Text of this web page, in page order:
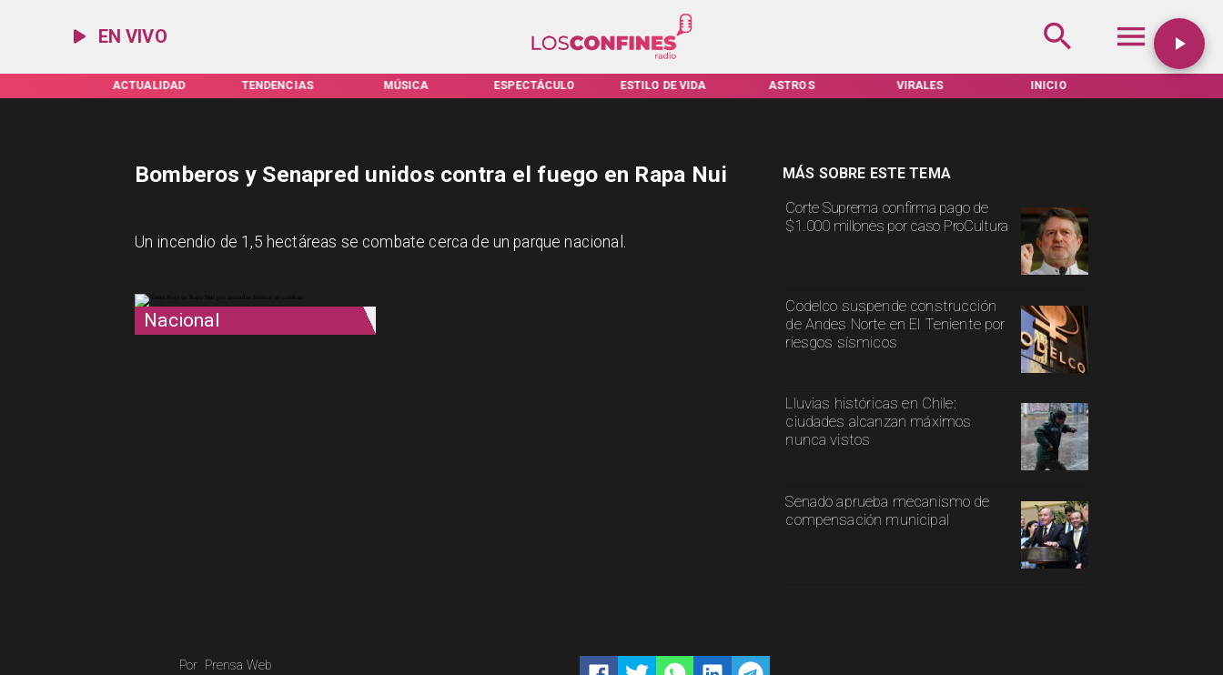
EN VIVO
ACTUALIDAD TENDENCIAS MÚSICA ESPECTÁCULO ESTILO DE VIDA ASTROS VIRALES INICIO
Nacional
Prensa Web
Por
Corte Suprema confirma pago de
$1.000 millones por caso ProCultura
Codelco suspende construcción
de Andes Norte en El Teniente por
riesgos sísmicos
Lluvias históricas en Chile:
ciudades alcanzan máximos
nunca vistos
Senado aprueba mecanismo de
compensación municipal
MÁS SOBRE ESTE TEMA
Bomberos y Senapred unidos contra el fuego en Rapa Nui
Un incendio de 1,5 hectáreas se combate cerca de un parque nacional.